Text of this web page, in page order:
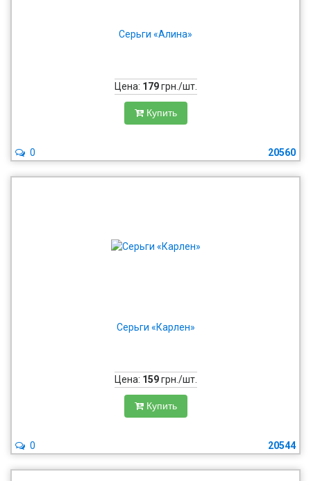
Серьги «Алина»
Цена: 179грн./шт.
Купить
20560
0
Серьги «Карлен»
Цена: 159грн./шт.
Купить
20544
0